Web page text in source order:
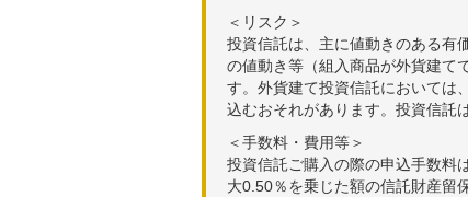
＜リスク＞
投資信託は、主に値動きのある有
の値動き等（組入商品が外貨建て
す。外貨建て投資信託においては
込むおそれがあります。投資信託
＜手数料・費用等＞
投資信託ご購入の際の申込手数料
大0.50％を乗じた額の信託財産留